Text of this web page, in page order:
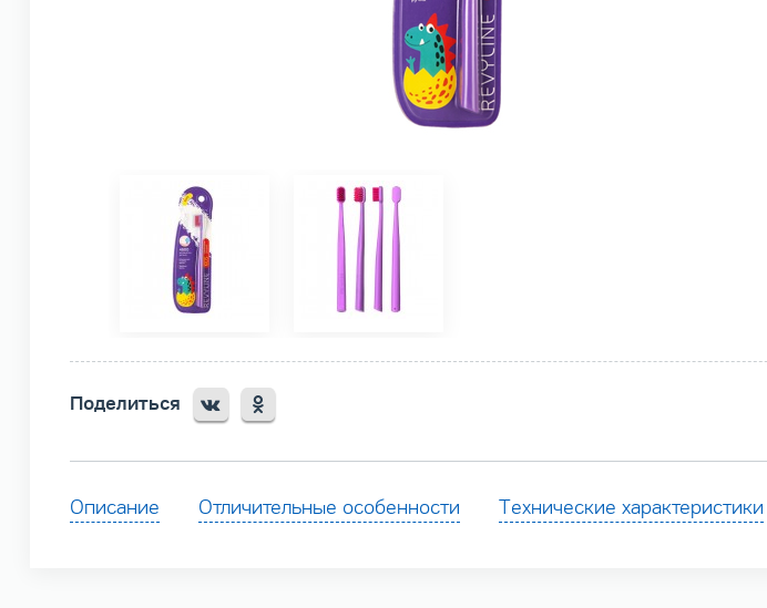
Поделиться
Описание Отличительные особенности Технические характеристики